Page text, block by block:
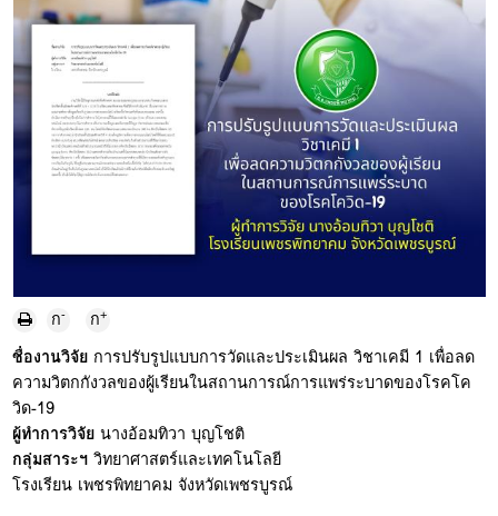
ก- ก+
ชื่องานวิจัย การปรับรูปแบบการวัดและประเมินผล วิชาเคมี 1 เพื่อลด
ความวิตกกังวลของผู้เรียนในสถานการณ์การแพร่ระบาดของโรคโค
วิด-19
ผู้ทำการวิจัย นางอ้อมทิวา บุญโชติ
กลุ่มสาระฯ วิทยาศาสตร์และเทคโนโลยี
โรงเรียน เพชรพิทยาคม จังหวัดเพชรบูรณ์